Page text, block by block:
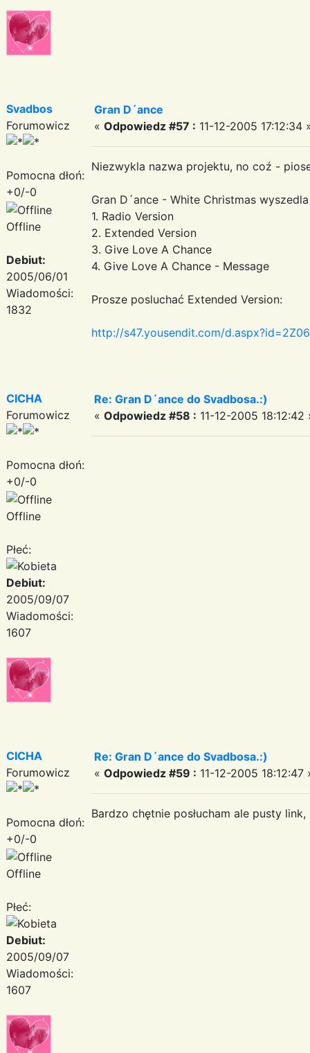
Svadbos
Forumowicz
Pomocna dłoń:
+0/-0
Offline
Debiut:
2005/06/01
Wiadomości:
1832
Gran D´ance
« Odpowiedz #57 : 11-12-2005 17:12:34
Niezwykla nazwa projektu, no coź -
Gran D´ance - White Christmas
1. Radio Version
2. Extended Version
3. Give Love A Chance
4. Give Love A Chance - Message
Prosze posluchać Extended Version:
http://s47.yousendit.com/
CICHA
Forumowicz
Pomocna dłoń:
+0/-0
Offline
Płeć:
Debiut:
2005/09/07
Wiadomości:
1607
Re: Gran D´ance do Svadbosa.:)
« Odpowiedz #58 : 11-12-2005 18:12:42
CICHA
Forumowicz
Pomocna dłoń:
+0/-0
Offline
Płeć:
Debiut:
2005/09/07
Wiadomości:
1607
Re: Gran D´ance do Svadbosa.:)
« Odpowiedz #59 : 11-12-2005 18:12:47
Bardzo chętnie posłucham ale pusty